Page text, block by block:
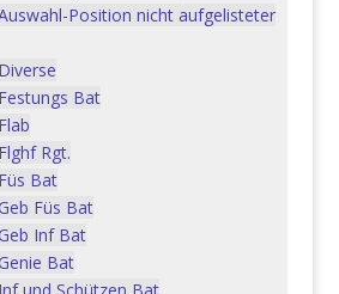
Position nicht aufgelisteter
Bat
Rgt.
Bat
Füs Bat
Inf Bat
Bat
cdmt IFO art 31